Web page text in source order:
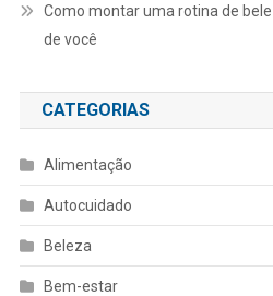
Como montar uma rotina de
de você
CATEGORIAS
Alimentação
Autocuidado
Beleza
Bem-estar